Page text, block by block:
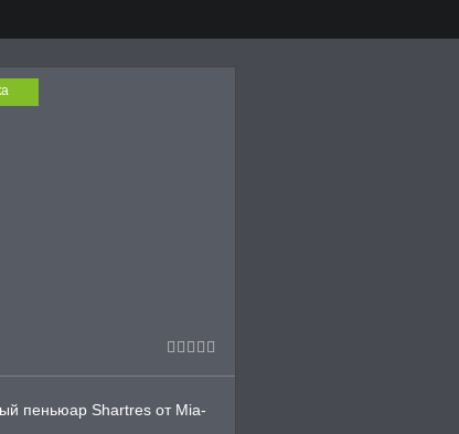
пеньюар Shartres от Mia-